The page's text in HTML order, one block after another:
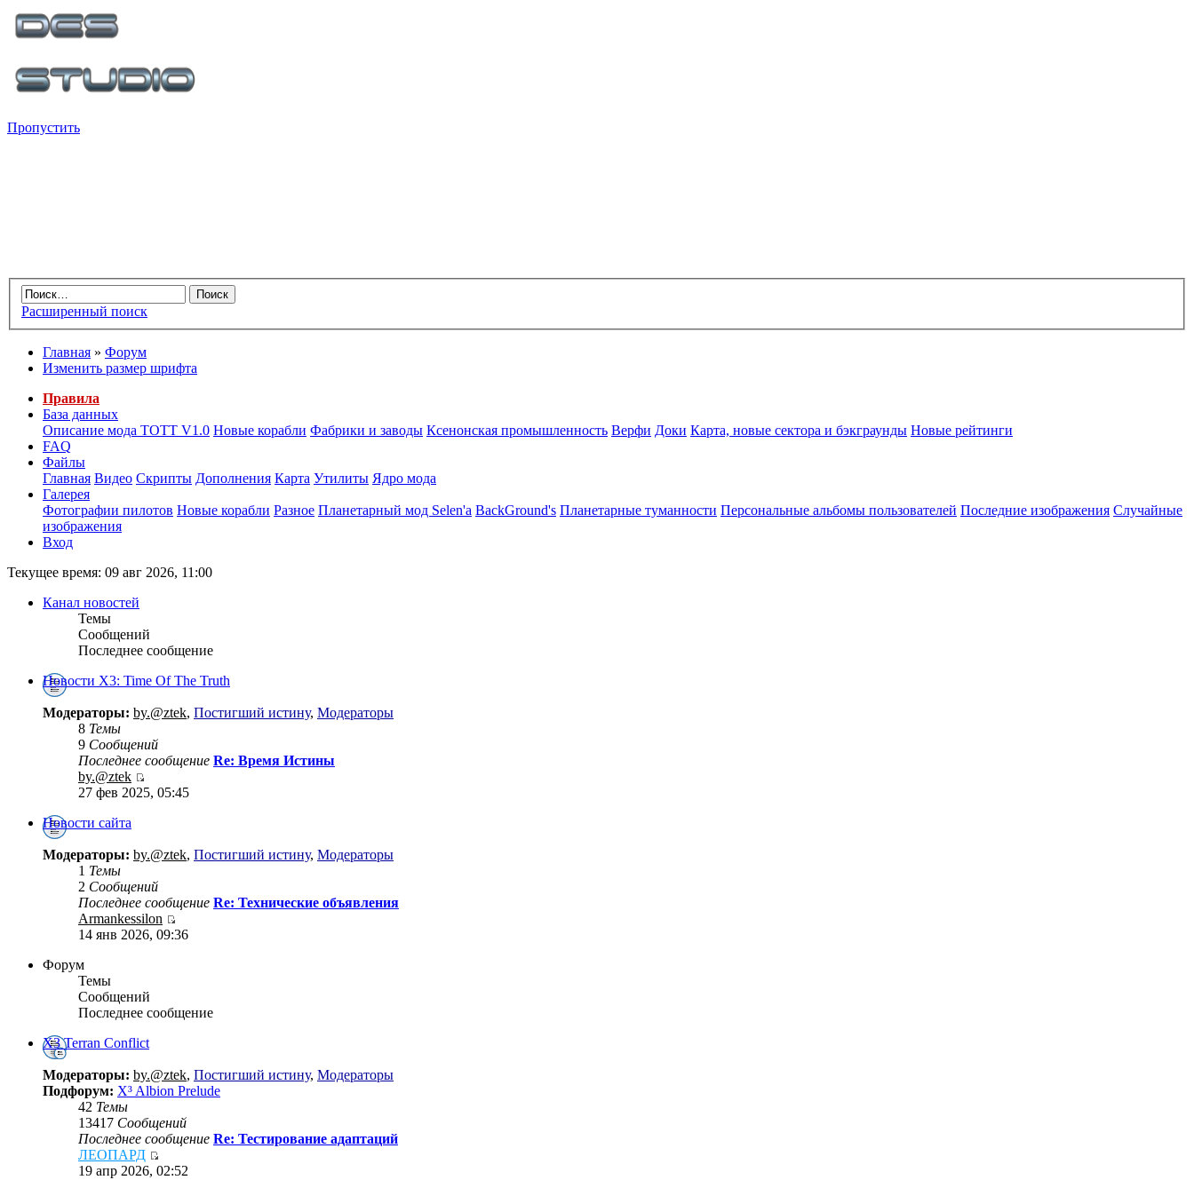
Пропустить
Расширенный поиск
Главная » Форум
Изменить размер шрифта
Правила
База данных
Описание мода ТОТТ V1.0 Новые корабли Фабрики и заводы Ксенонская промышленность Верфи Доки Карта, новые сектора и бэкграунды Новые рейтинги
FAQ
Файлы
Главная Видео Скрипты Дополнения Карта Утилиты Ядро мода
Галерея
Фотографии пилотов Новые корабли Разное Планетарный мод Selen'a BackGround's Планетарные туманности Персональные альбомы пользователей Последние изображения Случайные
изображения
Вход
Текущее время: 09 авг 2026, 11:00
Канал новостей
Темы
Сообщений
Последнее сообщение
Новости X3: Time Of The Truth
Модераторы: by.@ztek, Постигший истину, Модераторы
8 Темы
9 Сообщений
Последнее сообщение Re: Время Истины
by.@ztek
27 фев 2025, 05:45
Новости сайта
Модераторы: by.@ztek, Постигший истину, Модераторы
1 Темы
2 Сообщений
Последнее сообщение Re: Технические объявления
Armankessilon
14 янв 2026, 09:36
Форум
Темы
Сообщений
Последнее сообщение
X3 Terran Conflict
Модераторы: by.@ztek, Постигший истину, Модераторы
Подфорум: X³ Albion Prelude
42 Темы
13417 Сообщений
Последнее сообщение Re: Тестирование адаптаций
ЛЕОПАРД
19 апр 2026, 02:52